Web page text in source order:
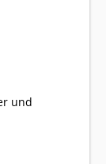
und